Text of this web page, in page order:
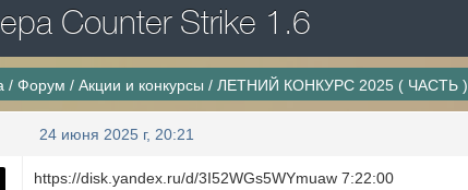
Counter Strike 1.6
/Форум /Акции и конкурсы / ЛЕТНИЙ КОНКУРС 2025 ( ЧАСТЬ
24 июня 2025 г, 20:21
https://disk.yandex.ru/d/3I52WGs5WYmuaw 7:22:00